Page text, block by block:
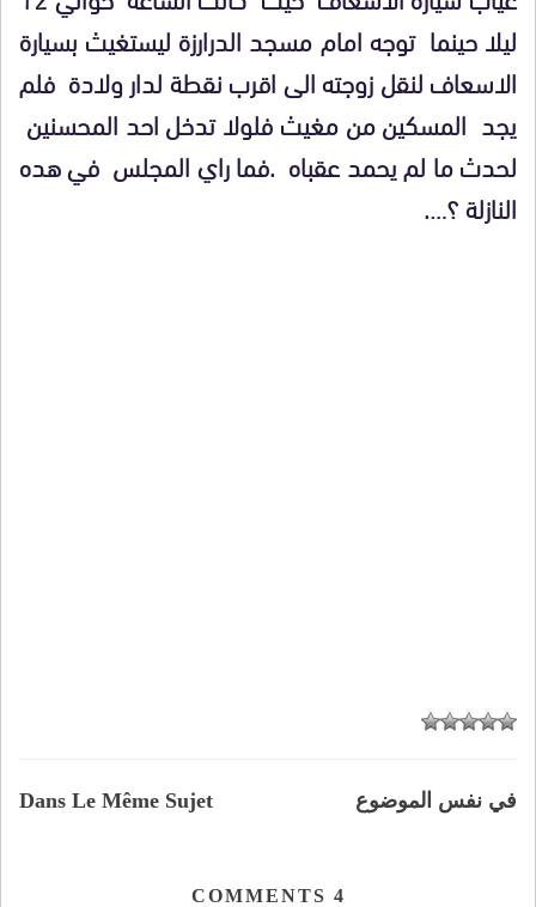
ليلا حينما توجه امام مسجد الدرارزة ليستغيث بسيارة
الاسعاف لنقل زوجته الى اقرب نقطة لدار ولادة فلم
يجد المسكين من مغيث فلولا تدخل احد المحسنين
لحدث ما لم يحمد عقباه .فما راي المجلس في هده
النازلة ؟….
Dans Le Même Sujet في نفس الموضوع
4